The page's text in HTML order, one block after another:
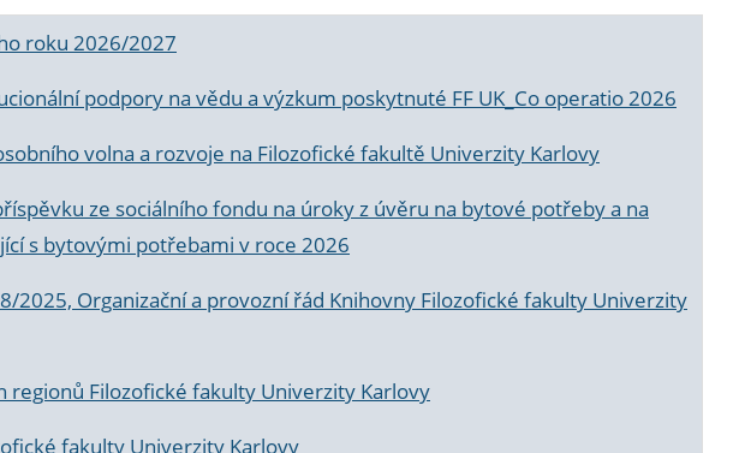
roku 2026/2027
podpory na vědu a výzkum poskytnuté FF UK_Co operatio 2026
volna a rozvoje na Filozofické fakultě Univerzity Karlovy
ze sociálního fondu na úroky z úvěru na bytové potřeby a na
s bytovými potřebami v roce 2026
2025, Organizační a provozní řád Knihovny Filozofické fakulty Univerzity
regionů Filozofické fakulty Univerzity Karlovy
fakulty Univerzity Karlovy